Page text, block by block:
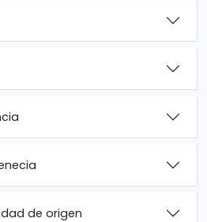
de origen